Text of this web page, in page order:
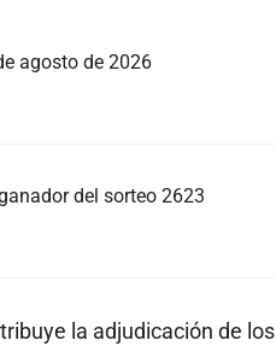
agosto de 2026
del sorteo 2623
la adjudicación de los